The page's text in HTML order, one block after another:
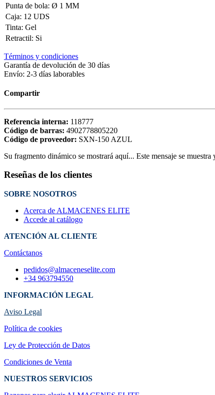
Punta de bola: Ø 1 MM
Caja: 12 UDS
Tinta: Gel
Retractil: Si
Términos y condiciones
Garantía de devolución de 30 días
Envío: 2-3 días laborables
Compartir
Referencia interna: 118777
Código de barras: 4902778805220
Código de proveedor: SXN-150 AZUL
Su fragmento dinámico se mostrará aquí... Este mensaje se
Reseñas de los clientes
SOBRE NOSOTROS
Acerca de ALMACENES ELITE
Accede al catálogo
ATENCIÓN AL CLIENTE
Contáctanos
pedidos@almaceneselite.com
+34 963794550
INFORMACIÓN LEGAL
Aviso Legal
Política de cookies
Ley de Protección de Datos
Condiciones de Venta
NUESTROS SERVICIOS